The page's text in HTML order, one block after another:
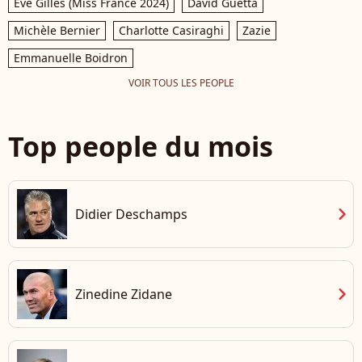
Eve Gilles (Miss France 2024)
David Guetta
Michèle Bernier
Charlotte Casiraghi
Zazie
Emmanuelle Boidron
VOIR TOUS LES PEOPLE
Top people du mois
Didier Deschamps chevron_right
Zinedine Zidane chevron_right